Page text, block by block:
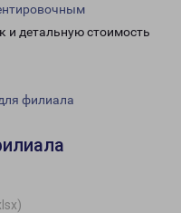
и детальную стоимость
филиала